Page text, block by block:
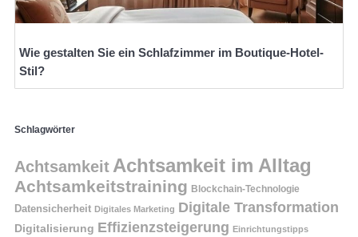
Wie gestalten Sie ein Schlafzimmer im Boutique-Hotel-
Stil?
Schlagwörter
Achtsamkeit Achtsamkeit im Alltag
Achtsamkeitstraining Blockchain-Technologie
Datensicherheit Digitales Marketing Digitale Transformation
Digitalisierung Effizienzsteigerung Einrichtungstipps